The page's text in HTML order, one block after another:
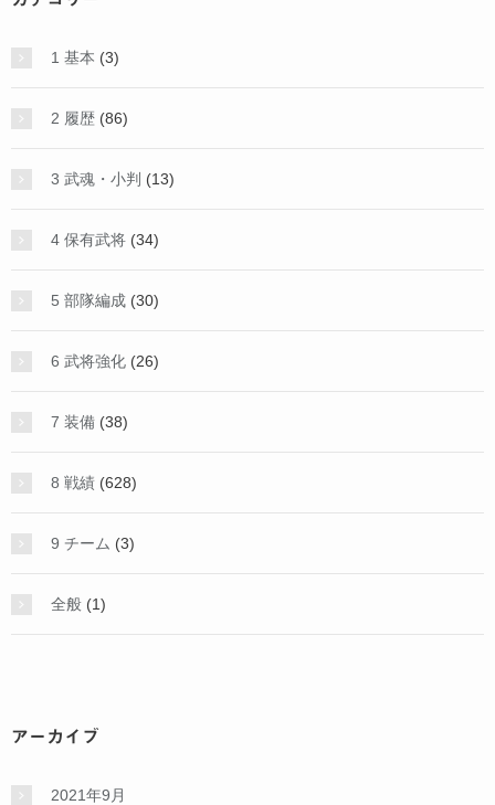
1 基本 (3)
2 履歴 (86)
3 武魂・小判 (13)
4 保有武将 (34)
5 部隊編成 (30)
6 武将強化 (26)
7 装備 (38)
8 戦績 (628)
9 チーム (3)
全般 (1)
アーカイブ
2021年9月